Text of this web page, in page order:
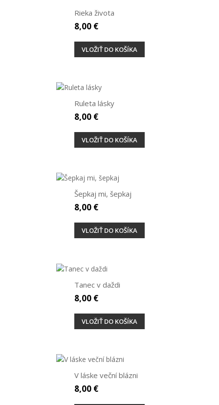
Rieka života
8,00 €
VLOŽIŤ DO KOŠÍKA
Ruleta lásky
8,00 €
VLOŽIŤ DO KOŠÍKA
Šepkaj mi, šepkaj
8,00 €
VLOŽIŤ DO KOŠÍKA
Tanec v daždi
8,00 €
VLOŽIŤ DO KOŠÍKA
V láske veční blázni
8,00 €